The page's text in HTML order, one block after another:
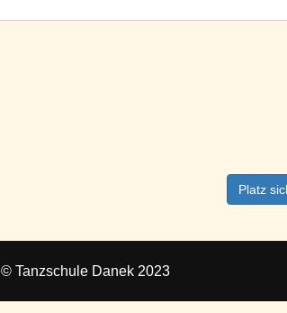
Platz
© Tanzschule Danek 2023